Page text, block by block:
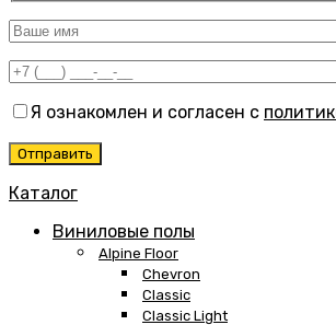
Я ознакомлен и согласен с
Каталог
Виниловые полы
Alpine Floor
Chevron
Classic
Classic Light